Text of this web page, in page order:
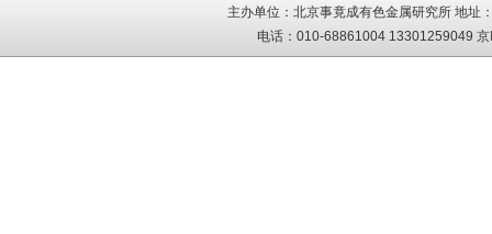
主办单位：北京事竟成有色金属研究所 地
电话：010-68861004 13301259049